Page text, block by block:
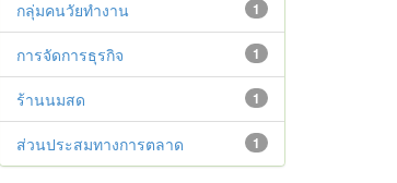
1
กลุ่มคนวัยทำงาน
1
การจัดการธุรกิจ
1
ร้านนมสด
1
ส่วนประสมทางการตลาด